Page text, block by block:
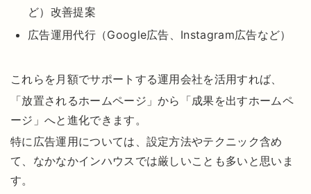
ど）改善提案
広告運用代行（Google広告、Instagram広告など）
これらを月額でサポートする運用会社を活用すれば、
「放置されるホームページ」から「成果を出すホームペ
ージ」へと進化できます。
特に広告運用については、設定方法やテクニック含め
て、なかなかインハウスでは厳しいことも多いと思いま
す。